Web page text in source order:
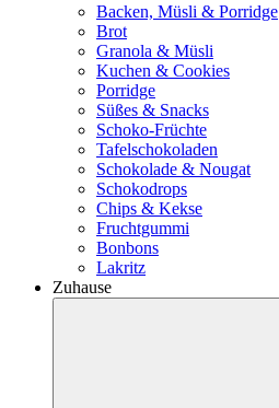
Backen, Müsli & Porridge
Brot
Granola & Müsli
Kuchen & Cookies
Porridge
Süßes & Snacks
Schoko-Früchte
Tafelschokoladen
Schokolade & Nougat
Schokodrops
Chips & Kekse
Fruchtgummi
Bonbons
Lakritz
Zuhause